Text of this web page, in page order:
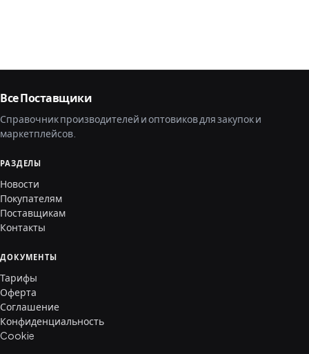
Все Поставщики
Справочник производителей и оптовиков для закупок и
маркетплейсов.
РАЗДЕЛЫ
Новости
Покупателям
Поставщикам
Контакты
ДОКУМЕНТЫ
Тарифы
Оферта
Соглашение
Конфиденциальность
Cookie